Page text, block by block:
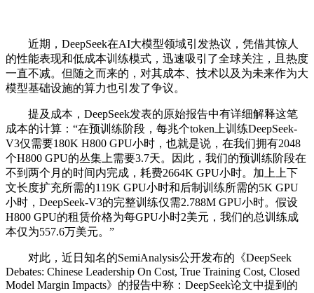
近期，DeepSeek在AI大模型领域引发热议，凭借其惊人
的性能表现和低成本训练模式，迅速吸引了全球关注，且热度
一直不减。但随之而来的，对其成本、技术以及为未来作为大
模型基础设施的算力也引发了争议。
提及成本，DeepSeek发表的原始报告中有详细解释这笔
成本的计算：“在预训练阶段，每兆个token上训练DeepSeek-
V3仅需要180K H800 GPU小时，也就是说，在我们拥有2048
个H800 GPU的丛集上需要3.7天。因此，我们的预训练阶段在
不到两个月的时间内完成，耗费2664K GPU小时。加上上下
文长度扩充所需的119K GPU小时和后制训练所需的5K GPU
小时，DeepSeek-V3的完整训练仅需2.788M GPU小时。假设
H800 GPU的租赁价格为每GPU小时2美元，我们的总训练成
本仅为557.6万美元。”
对此，近日知名的SemiAnalysis公开发布的《DeepSeek
Debates: Chinese Leadership On Cost, True Training Cost, Closed
Model Margin Impacts》的报告中称：DeepSeek论文中提到的